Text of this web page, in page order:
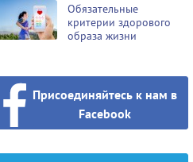
Обязательные
критерии здорового
образа жизни
Присоединяйтесь к нам в
Facebook